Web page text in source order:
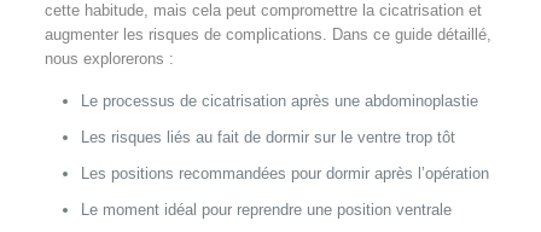
cette habitude, mais cela peut compromettre la cicatrisation et
augmenter les risques de complications. Dans ce guide détaillé,
nous explorerons :
Le processus de cicatrisation après une abdominoplastie
Les risques liés au fait de dormir sur le ventre trop tôt
Les positions recommandées pour dormir après l’opération
Le moment idéal pour reprendre une position ventrale